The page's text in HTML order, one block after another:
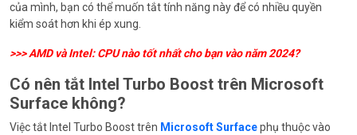
của mình, bạn có thể muốn tắt tính năng này để có nhiều quyền
kiểm soát hơn khi ép xung.
>>>AMD và Intel: CPU nào tốt nhất cho bạn vào năm 2024?
Có nên tắt Intel Turbo Boost trên Microsoft
Surface không?
Việc tắt Intel Turbo Boost trên Microsoft Surfacephụ thuộc vào